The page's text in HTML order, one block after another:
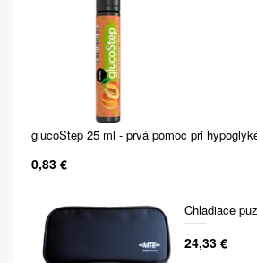
glucoStep 25 ml - prvá pomoc pri
0,83 €
Chladiace
24,33 €